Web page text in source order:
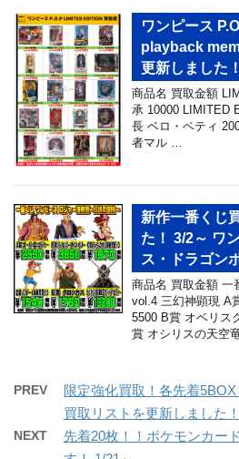
ワンピース
playback
更新しました
商品名 買取金額
承 10000 LIMITED
長 ベロ・ベティ
者マル …
新作一番くじ
た！ 3/2～ ワ
ス・ドラゴン
商品名 買取金額
vol.4 三幻神顕現 A
5500 B賞 オベリス
賞 オシリスの天空
PREV
限定強化買取！各先着
買取リストを更新しました
NEXT
先着20枚！！ポケモンカー